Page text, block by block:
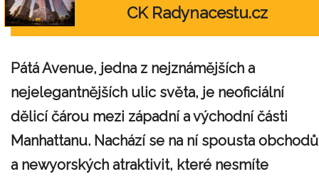
CK Radynacestu.cz
Pátá Avenue, jedna z nejznámějších a
nejelegantnějších ulic světa, je neoficiální
dělicí čárou mezi západní a východní části
Manhattanu. Nachází se na ní spousta obchodů
a newyorských atraktivit, které nesmíte